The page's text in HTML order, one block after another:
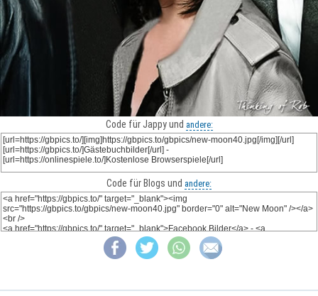
Code für Jappy und andere:
Code für Blogs und andere: